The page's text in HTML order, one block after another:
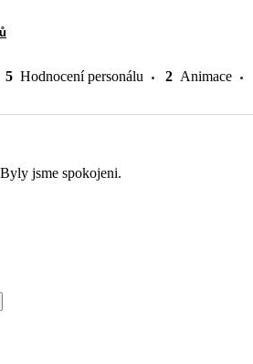
5 Hodnocení personálu 2 Animace
jsme spokojeni.